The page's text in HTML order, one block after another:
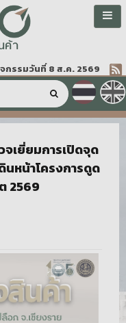
กรรมวันที่ 8 ส.ค. 2569
เยี่ยมการเปิดจุด
นหน้าโครงการดูด
2569